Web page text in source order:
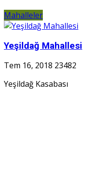
Mahalleler
Yeşildağ Mahallesi
Tem 16, 2018 23482
Yeşildağ Kasabası